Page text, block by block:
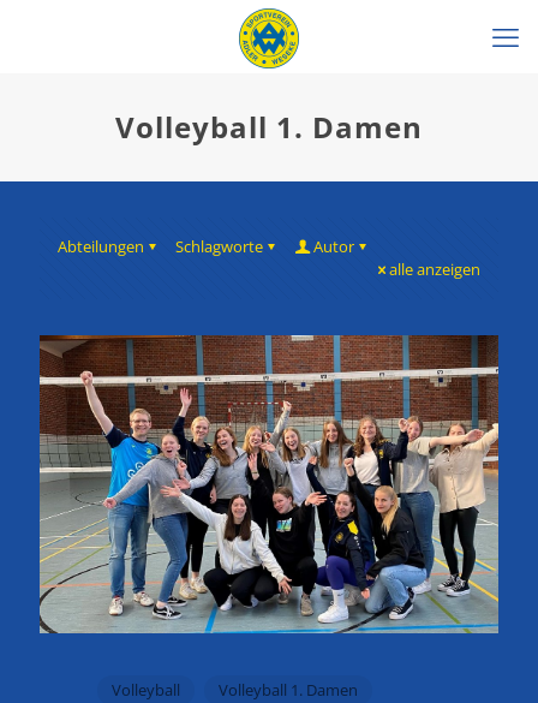
Volleyball 1. Damen
Abteilungen Schlagworte
Autor
alle anzeigen
Volleyball Volleyball 1. Damen